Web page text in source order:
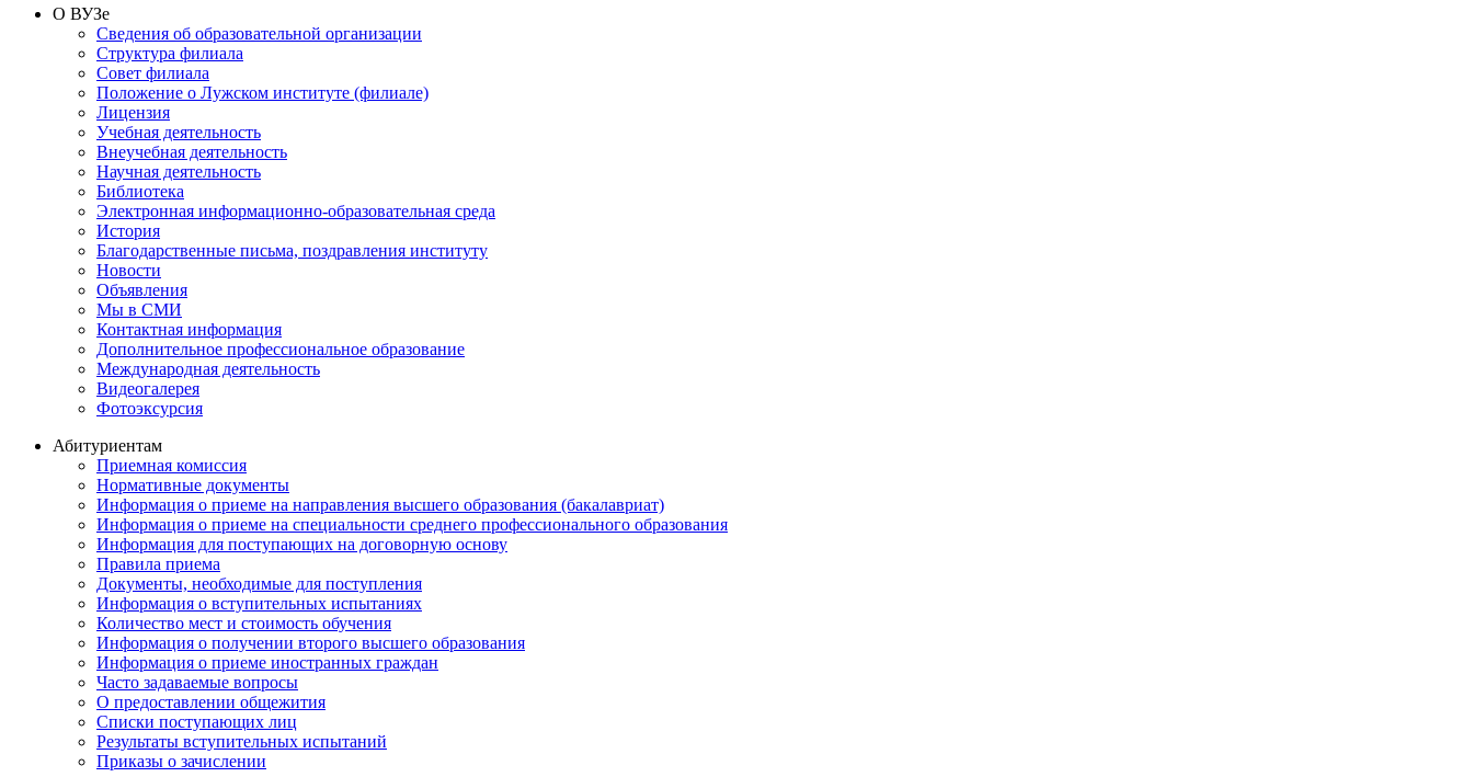
О ВУЗе
Сведения об образовательной организации
Структура филиала
Совет филиала
Положение о Лужском институте (филиале)
Лицензия
Учебная деятельность
Внеучебная деятельность
Научная деятельность
Библиотека
Электронная информационно-образовательная среда
История
Благодарственные письма, поздравления институту
Новости
Объявления
Мы в СМИ
Контактная информация
Дополнительное профессиональное образование
Международная деятельность
Видеогалерея
Фотоэксурсия
Абитуриентам
Приемная комиссия
Нормативные документы
Информация о приеме на направления высшего образования (бакалавриат)
Информация о приеме на специальности среднего профессионального образования
Информация для поступающих на договорную основу
Правила приема
Документы, необходимые для поступления
Информация о вступительных испытаниях
Количество мест и стоимость обучения
Информация о получении второго высшего образования
Информация о приеме иностранных граждан
Часто задаваемые вопросы
О предоставлении общежития
Списки поступающих лиц
Результаты вступительных испытаний
Приказы о зачислении